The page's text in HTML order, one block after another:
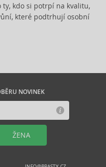
kdo si potrpí na kvalitu,
které podtrhují osobní
NOVINEK
ŽENA